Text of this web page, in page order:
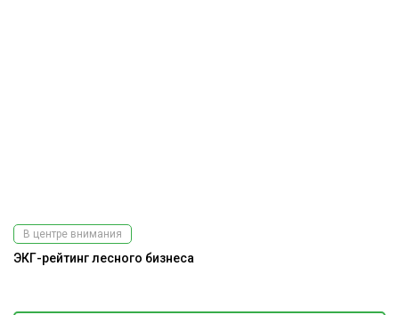
В центре внимания
ЭКГ-рейтинг лесного бизнеса